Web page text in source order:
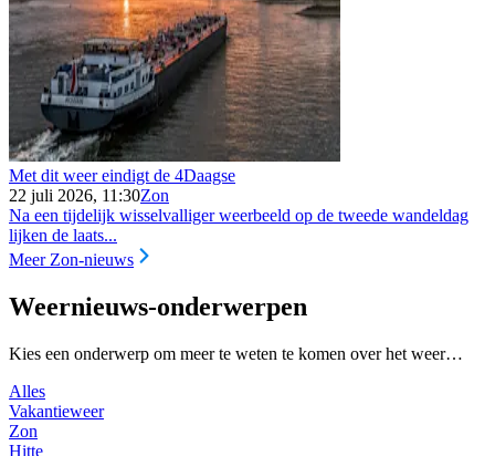
Met dit weer eindigt de 4Daagse
22 juli 2026, 11:30Zon
Na een tijdelijk wisselvalliger weerbeeld op de tweede wandeldag
lijken de laats...
Meer Zon-nieuws
Weernieuws-onderwerpen
Kies een onderwerp om meer te weten te komen over het weer…
Alles
Vakantieweer
Zon
Hitte